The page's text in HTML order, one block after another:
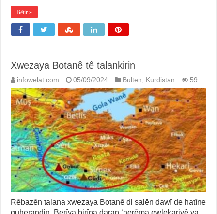
Bêtir »
Xwezaya Botanê tê talankirin
infowelat.com 05/09/2024 Bulten, Kurdistan 59
Rêbazên talana xwezaya Botanê di salên dawî de hatîne